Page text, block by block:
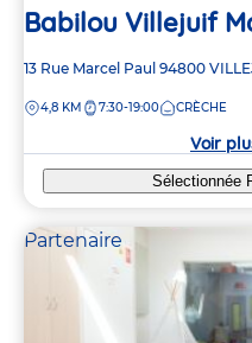
Babilou Villejuif
Adresse
la
13 Rue Marcel Paul 94800
DISTANCE
4,8 KM 7:30-19:00 CRÈCHE
Voir
Sélectionnée
Partenaire